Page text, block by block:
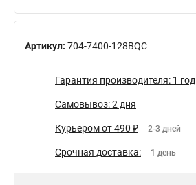
Артикул: 704-7400-128BQC
Гарантия производителя: 1 год
Самовывоз: 2 дня
Курьером от 490 ₽ 2-3 дней
Срочная доставка: 1 день